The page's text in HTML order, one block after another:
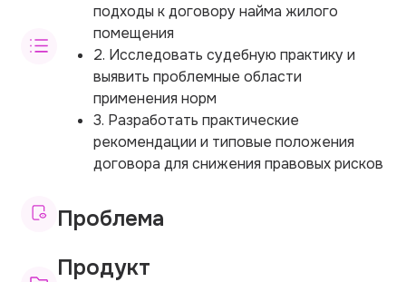
подходы к договору найма жилого
помещения
2. Исследовать судебную практику и
выявить проблемные области
применения норм
3. Разработать практические
рекомендации и типовые положения
договора для снижения правовых рисков
Проблема
Продукт